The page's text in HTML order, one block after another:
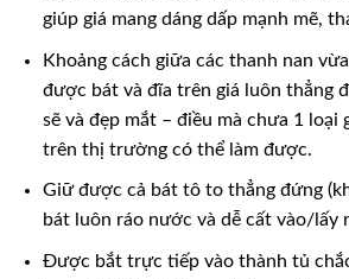
giúp giá mang dáng dấp mạnh mẽ,
Khoảng cách giữa các thanh nan
được bát và đĩa trên giá luôn thẳng
sẽ và đẹp mắt – điều mà chưa 1 loại
trên thị trường có thể làm được.
Giữ được cả bát tô to thẳng đứng
bát luôn ráo nước và dễ cất vào/lấy
Được bắt trực tiếp vào thành tủ